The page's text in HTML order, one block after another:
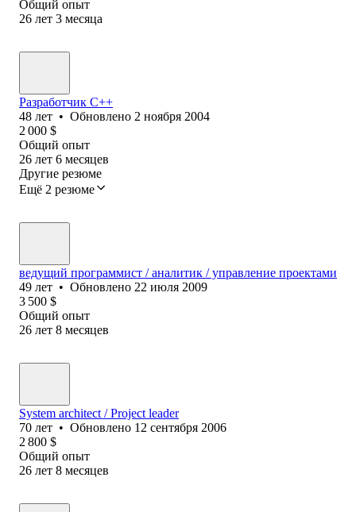
Общий опыт
26 лет 3 месяца
Разработчик C++
48 лет • Обновлено 2 ноября 2004
2 000 $
Общий опыт
26 лет 6 месяцев
Другие резюме
Ещё 2 резюме
ведущий программист / аналитик / управление проектами
49 лет • Обновлено 22 июля 2009
3 500 $
Общий опыт
26 лет 8 месяцев
System architect / Project leader
70 лет • Обновлено 12 сентября 2006
2 800 $
Общий опыт
26 лет 8 месяцев